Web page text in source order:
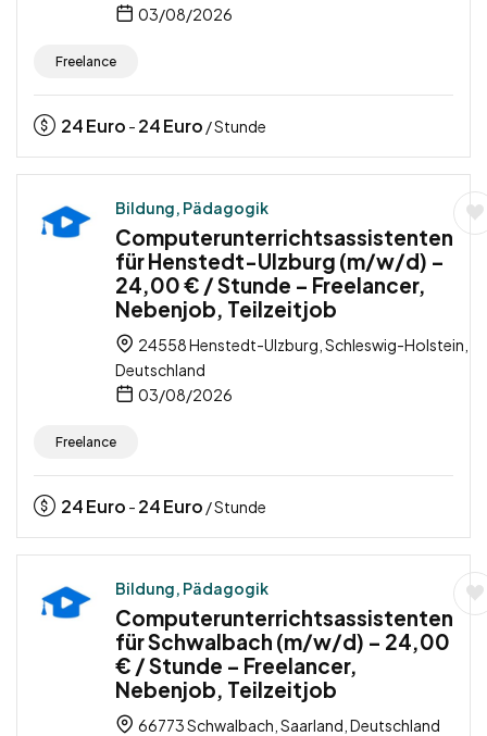
03/08/2026
Freelance
24Euro - 24Euro / Stunde
Bildung, Pädagogik
Computerunterrichtsassistenten
für Henstedt-Ulzburg (m/w/d) –
24,00 € / Stunde – Freelancer,
Nebenjob, Teilzeitjob
24558 Henstedt-Ulzburg, Schleswig-Holstein,
Deutschland
03/08/2026
Freelance
24Euro - 24Euro / Stunde
Bildung, Pädagogik
Computerunterrichtsassistenten
für Schwalbach (m/w/d) – 24,00
€ / Stunde – Freelancer,
Nebenjob, Teilzeitjob
66773 Schwalbach, Saarland, Deutschland